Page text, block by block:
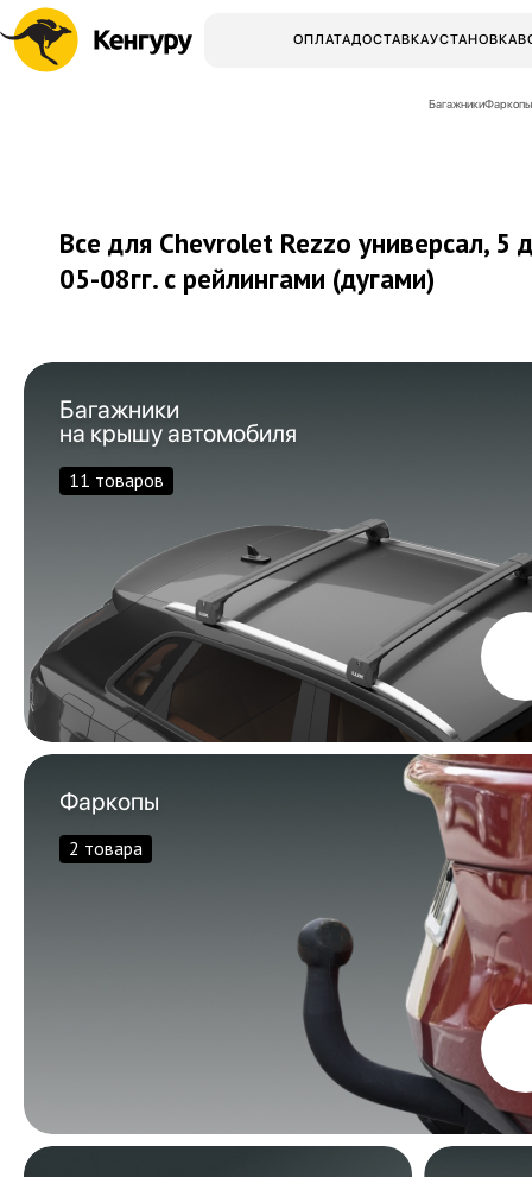
ОПЛАТАДОСТАВКАУСТАНОВКА
БагажникиФаркопы
Все для Chevrolet Rezzo универсал, 5
05-08гг.с рейлингами (дугами)
Багажники
на крышу автомобиля
11 товаров
Фаркопы
2 товара